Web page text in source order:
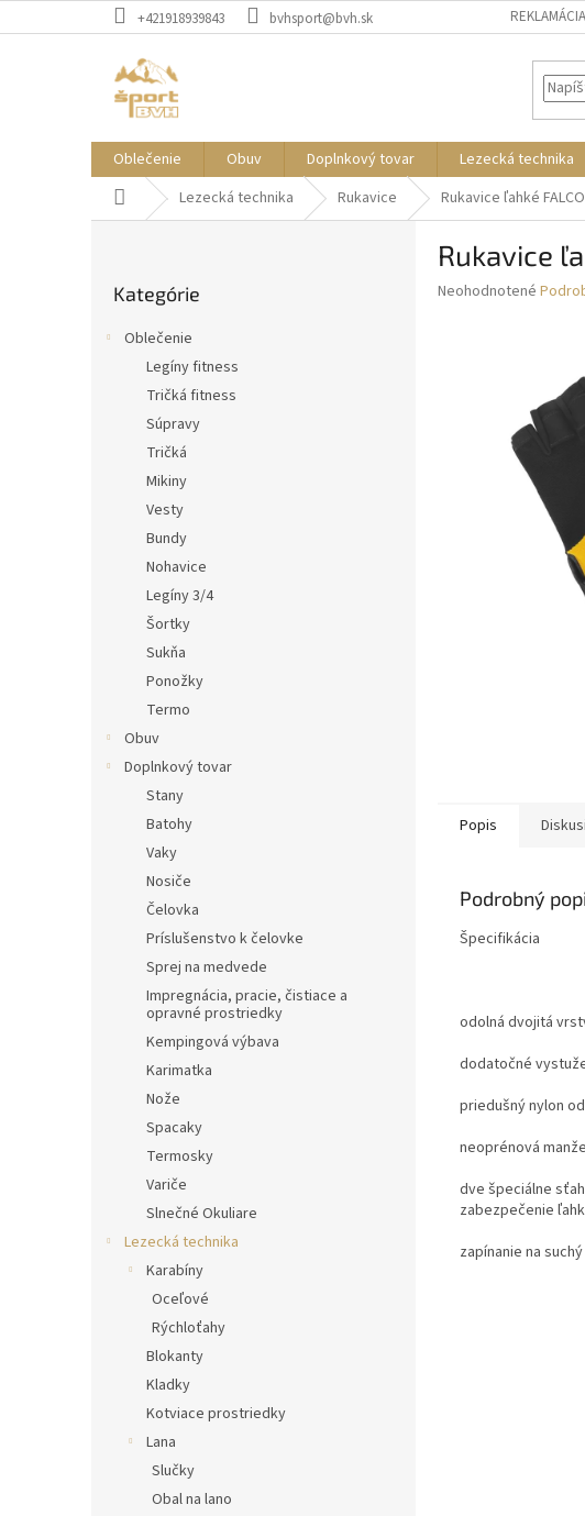
na
+421918939843 bvhsport@bvh.sk
Oblečenie Obuv Doplnkový tovar Lezecká technika
DomovLezecká technika Rukavice Rukavice ľahké
kategórie
Kategórie
Oblečenie
Legíny fitness
Tričká fitness
Súpravy
Tričká
Mikiny
Vesty
Bundy
Nohavice
Legíny 3/4
Šortky
Sukňa
Ponožky
Termo
Obuv
Doplnkový tovar
Stany
Batohy
Vaky
Nosiče
Čelovka
Príslušenstvo k čelovke
Sprej na medvede
Impregnácia, pracie, čistiace a
opravné prostriedky
Kempingová výbava
Karimatka
Nože
Spacaky
Termosky
Variče
Slnečné Okuliare
Lezecká technika
Karabíny
Oceľové
Rýchloťahy
Blokanty
Kladky
Kotviace prostriedky
Lana
Slučky
Obal na lano
Rukavice
Priemerné
hviezdičiek.
Neohodnotené
Popis
Podrobný
Špecifikácia
odolná dvojitá
dodatočné
priedušný nylon
neoprénová
dve špeciálne
zabezpečenie
zapínanie na